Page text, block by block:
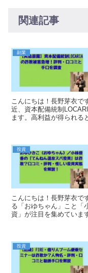
関連記事
副業
こんにちは！長野芽衣で
近、資本配備統制
ます。高利益が得られる
投資
こんにちは！長野芽衣で
る「おゆちゃん」こと「
資」が注目を集めていま
投資